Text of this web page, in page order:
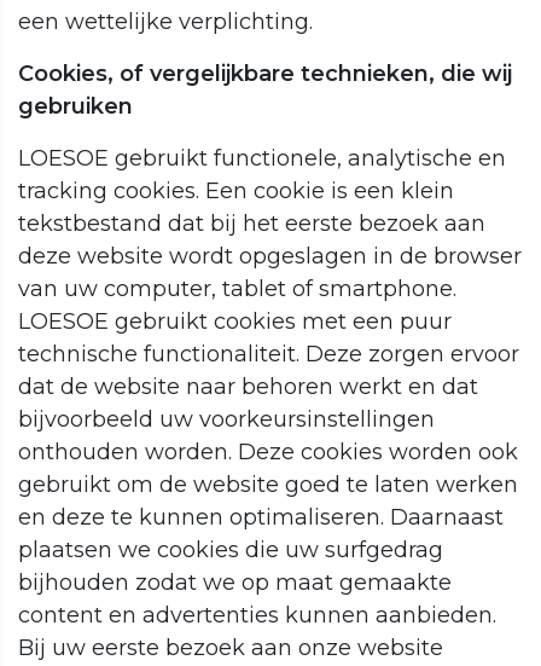
een wettelijke verplichting.
Cookies, of vergelijkbare technieken, die wij
gebruiken
LOESOE gebruikt functionele, analytische en
tracking cookies. Een cookie is een klein
tekstbestand dat bij het eerste bezoek aan
deze website wordt opgeslagen in de browser
van uw computer, tablet of smartphone.
LOESOE gebruikt cookies met een puur
technische functionaliteit. Deze zorgen ervoor
dat de website naar behoren werkt en dat
bijvoorbeeld uw voorkeursinstellingen
onthouden worden. Deze cookies worden ook
gebruikt om de website goed te laten werken
en deze te kunnen optimaliseren. Daarnaast
plaatsen we cookies die uw surfgedrag
bijhouden zodat we op maat gemaakte
content en advertenties kunnen aanbieden.
Bij uw eerste bezoek aan onze website